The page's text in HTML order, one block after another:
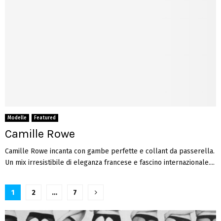
Modelle Featured
Camille Rowe
Camille Rowe incanta con gambe perfette e collant da passerella.
Un mix irresistibile di eleganza francese e fascino internazionale....
Paginazione
degli
1 2 … 7